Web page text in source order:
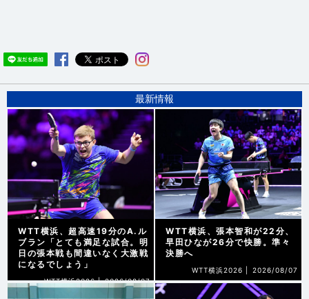
最新情報
WTT横浜、超高速19分のA.ル
ブラン「とても満足な試合。明
日の張本戦も間違いなく大激戦
になるでしょう」
WTT横浜2026 | 2026/08/07
WTT横浜、張本智和が22分、
早田ひなが26分で快勝。準々
決勝へ
WTT横浜2026 | 2026/08/07